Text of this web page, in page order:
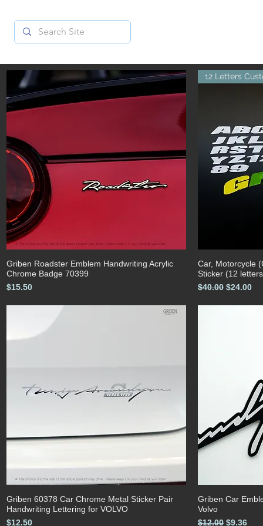
クイックビュー
Griben Roadster Emblem Handwriting Acrylic
Chrome Badge 70399
価格
$15.50
12 Letters
Car, Motorcycle
Sticker (12
通常価格
$40.00 セール価
$24.00
クイックビュー
Griben 60378 Car Chrome Metal Sticker Pair
Handwriting Lettering for VOLVO
価格
$12.50
Griben Car
Volvo
通常価格
$12.00 セール価
$9.36